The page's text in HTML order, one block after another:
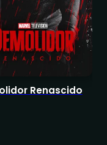
Renascido